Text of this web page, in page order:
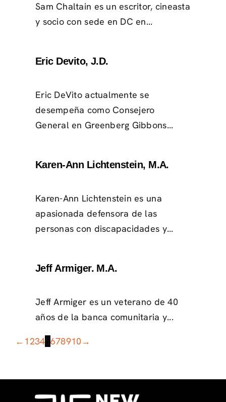
Sam Chaltain es un escritor, cineasta
y socio con sede en DC en...
Eric Devito, J.D.
Eric DeVito actualmente se
desempeña como Consejero
General en Greenberg Gibbons...
Karen-Ann Lichtenstein, M.A.
Karen-Ann Lichtenstein es una
apasionada defensora de las
personas con discapacidades y...
Jeff Armiger. M.A.
Jeff Armiger es un veterano de 40
años de la banca comunitaria y...
← 1234 678910→